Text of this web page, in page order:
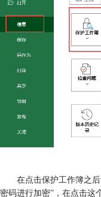
图三
在点击保护工作簿之后
密码进行加密”，在点击这